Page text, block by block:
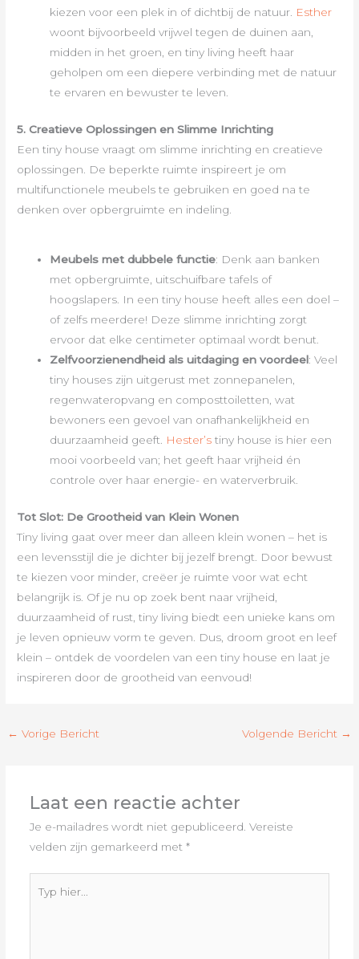
kiezen voor een plek in of dichtbij de natuur. Esther
woont bijvoorbeeld vrijwel tegen de duinen aan,
midden in het groen, en tiny living heeft haar
geholpen om een diepere verbinding met de natuur
te ervaren en bewuster te leven.
5. Creatieve Oplossingen en Slimme Inrichting
Een tiny house vraagt om slimme inrichting en creatieve
oplossingen. De beperkte ruimte inspireert je om
multifunctionele meubels te gebruiken en goed na te
denken over opbergruimte en indeling.
Meubels met dubbele functie: Denk aan banken
met opbergruimte, uitschuifbare tafels of
hoogslapers. In een tiny house heeft alles een doel –
of zelfs meerdere! Deze slimme inrichting zorgt
ervoor dat elke centimeter optimaal wordt benut.
Zelfvoorzienendheid als uitdaging en voordeel: Veel
tiny houses zijn uitgerust met zonnepanelen,
regenwateropvang en composttoiletten, wat
bewoners een gevoel van onafhankelijkheid en
duurzaamheid geeft. Hester’s tiny house is hier een
mooi voorbeeld van; het geeft haar vrijheid én
controle over haar energie- en waterverbruik.
Tot Slot: De Grootheid van Klein Wonen
Tiny living gaat over meer dan alleen klein wonen – het is
een levensstijl die je dichter bij jezelf brengt. Door bewust
te kiezen voor minder, creëer je ruimte voor wat echt
belangrijk is. Of je nu op zoek bent naar vrijheid,
duurzaamheid of rust, tiny living biedt een unieke kans om
je leven opnieuw vorm te geven. Dus, droom groot en leef
klein – ontdek de voordelen van een tiny house en laat je
inspireren door de grootheid van eenvoud!
← Vorige Bericht Volgende Bericht →
Laat een reactie achter
Je e-mailadres wordt niet gepubliceerd. Vereiste
velden zijn gemarkeerd met *
hier...